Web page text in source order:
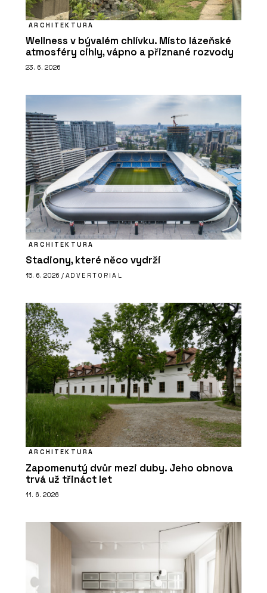
ARCHITEKTURA
Wellness v bývalém chlívku. Místo lázeňské
atmosféry cihly, vápno a přiznané rozvody
23. 6. 2026
ARCHITEKTURA
Stadiony, které něco vydrží
15. 6. 2026 / ADVERTORIAL
ARCHITEKTURA
Zapomenutý dvůr mezi duby. Jeho obnova
trvá už třináct let
11. 6. 2026